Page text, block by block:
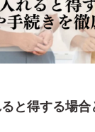
と得する場